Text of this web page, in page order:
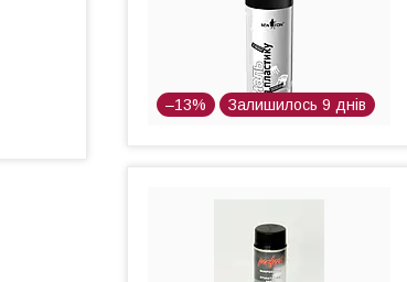
–13% Залишилось 9 днів